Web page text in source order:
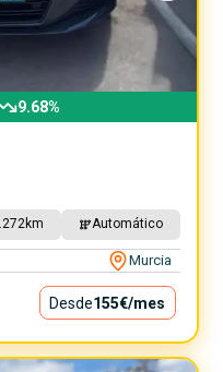
9.68%
km Automático
Murcia
Desde155€/mes